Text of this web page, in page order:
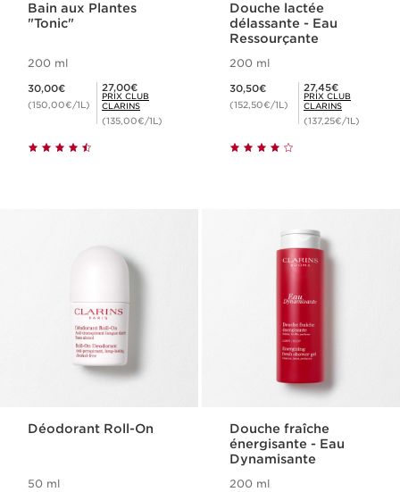
Bain aux Plantes
"Tonic"
200 ml
30,00€
(150,00€/1L)
Prix Club Clarins 27,00€
27,00€
PRIX CLUB
CLARINS
(135,00€/1L)
Douche lactée
délassante - Eau
Ressourçante
200 ml
30,50€
(152,50€/1L)
Prix Club Clarins 27,45€
27,45€
PRIX CLUB
CLARINS
(137,25€/1L)
Déodorant Roll-On
50 ml
Douche fraîche
énergisante - Eau
Dynamisante
200 ml